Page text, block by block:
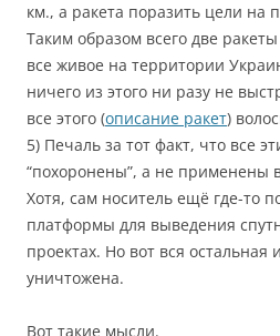
км., а ракета поразить цели на
Таким образом всего две
все живое на территории
ничего из этого ни разу не
все этого (описание ракет)
5) Печаль за тот факт, что все
“похоронены”, а не применены
Хотя, сам носитель ещё где-то
платформы для выведения
проектах. Но вот вся остальная
уничтожена.
Вот такие мысли.